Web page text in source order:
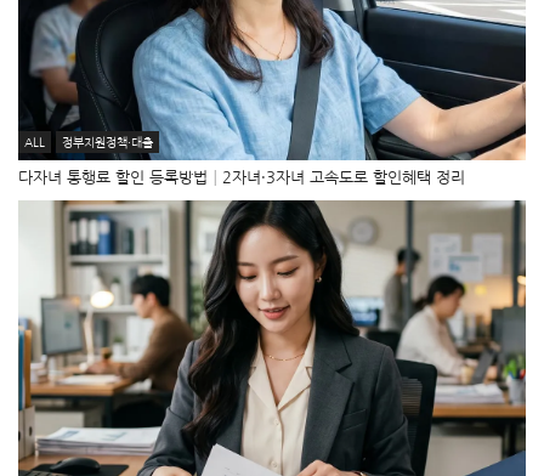
ALL 정부지원정책·대출
다자녀 통행료 할인 등록방법│2자녀·3자녀 고속도로 할인혜택 정리